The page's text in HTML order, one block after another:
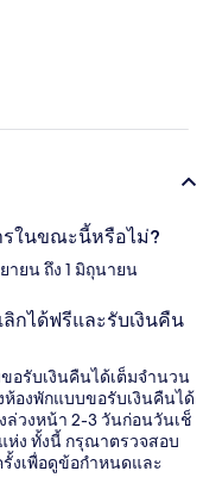
รในขณะนี้หรือไม่?
ายน ถึง 1 มิถุนายน
กได้ฟรีและรับเงินคืน
อรับเงินคืนได้เต็มจำนวน
ห้องพักแบบขอรับเงินคืนได้
ล่วงหน้า 2-3 วันก่อนวันเช็
ง ทั้งนี้ กรุณาตรวจสอบ
งเพื่อดูข้อกำหนดและ